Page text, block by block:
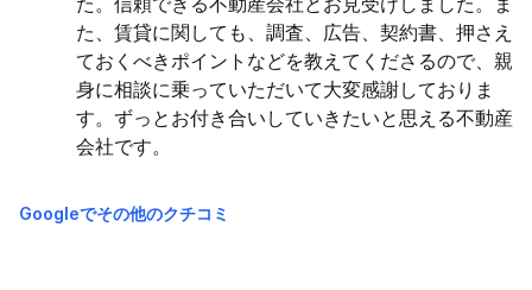
た、賃貸に関しても、調査、広告、契約書、押さえ
ておくべきポイントなどを教えてくださるので、親
身に相談に乗っていただいて大変感謝しておりま
す。ずっとお付き合いしていきたいと思える不動産
会社です。
Googleでその他のクチコミ